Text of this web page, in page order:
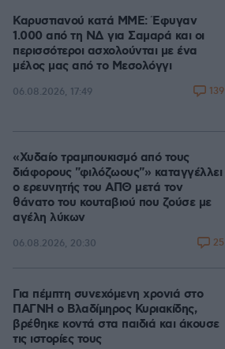
Καρυστιανού κατά ΜΜΕ: Έφυγαν
1.000 από τη ΝΔ για Σαμαρά και οι
περισσότεροι ασχολούνται με ένα
μέλος μας από το Μεσολόγγι
06.08.2026, 17:49 139
«Χυδαίο τραμπουκισμό από τους
διάφορους "φιλόζωους"» καταγγέλλει
ο ερευνητής του ΑΠΘ μετά τον
θάνατο του κουταβιού που ζούσε με
αγέλη λύκων
06.08.2026, 20:30 25
Για πέμπτη συνεχόμενη χρονιά στο
ΠΑΓΝΗ ο Βλαδίμηρος Κυριακίδης,
βρέθηκε κοντά στα παιδιά και άκουσε
τις ιστορίες τους